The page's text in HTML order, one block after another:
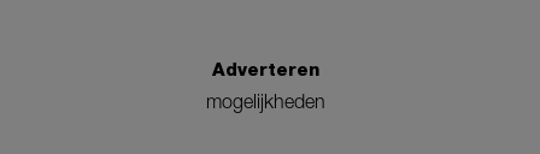
Adverteren
mogelijkheden